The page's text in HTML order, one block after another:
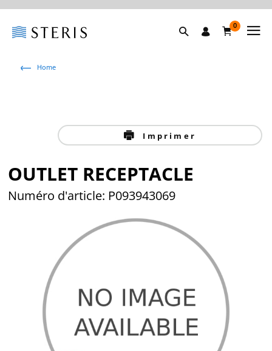
0
Home
Imprimer
OUTLET RECEPTACLE
Numéro d'article: P093943069